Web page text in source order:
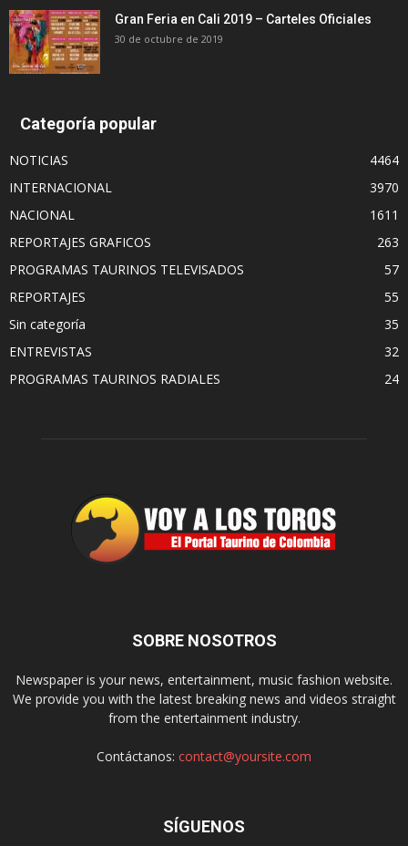
Gran Feria en Cali 2019 – Carteles Oficiales
30 de octubre de 2019
Categoría popular
NOTICIAS
4464
INTERNACIONAL
3970
NACIONAL
1611
REPORTAJES GRAFICOS
263
PROGRAMAS TAURINOS TELEVISADOS
57
REPORTAJES
55
Sin categoría
35
ENTREVISTAS
32
PROGRAMAS TAURINOS RADIALES
24
SOBRE NOSOTROS
Newspaper is your news, entertainment, music fashion website.
We provide you with the latest breaking news and videos straight
from the entertainment industry.
Contáctanos: contact@yoursite.com
SÍGUENOS